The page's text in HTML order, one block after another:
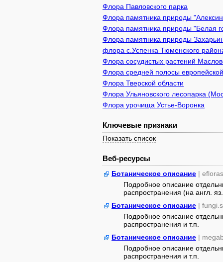
Флора Павловского парка
Флора памятника природы
Флора памятника природы "Белая
Флора памятника природы
флора с.Успенка Тюменского
Флора сосудистых растений
Флора средней полосы
Флора Тверской области
Флора Ульяновского лесопарка
Флора урочища Устье-Воронка
Ключевые признаки
Показать список
Веб-ресурсы
Ботаническое описание |
Подробное описание
распространения (на англ.
Ботаническое описание |
Подробное описание
распространения и т.п.
Ботаническое описание |
Подробное описание
распространения и т.п.